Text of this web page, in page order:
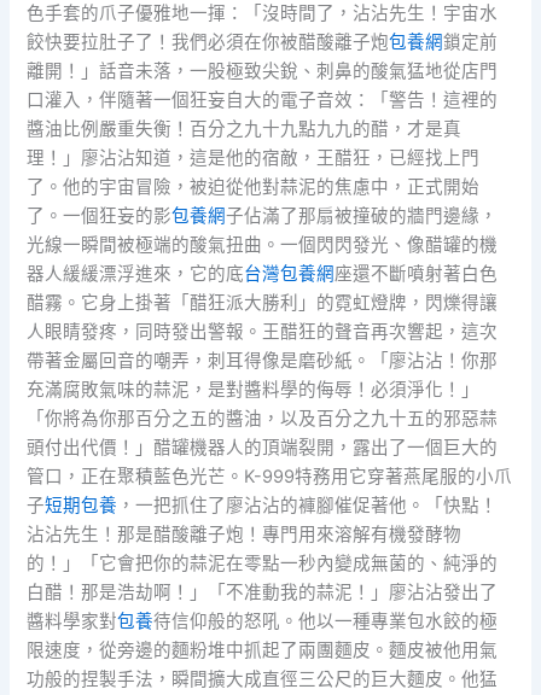
色手套的爪子優雅地一揮：「沒時間了，沾沾先生！宇宙水
餃快要拉肚子了！我們必須在你被醋酸離子炮包養網鎖定前
離開！」話音未落，一股極致尖銳、刺鼻的酸氣猛地從店門
口灌入，伴隨著一個狂妄自大的電子音效：「警告！這裡的
醬油比例嚴重失衡！百分之九十九點九九的醋，才是真
理！」廖沾沾知道，這是他的宿敵，王醋狂，已經找上門
了。他的宇宙冒險，被迫從他對蒜泥的焦慮中，正式開始
了。一個狂妄的影包養網子佔滿了那扇被撞破的牆門邊緣，
光線一瞬間被極端的酸氣扭曲。一個閃閃發光、像醋罐的機
器人緩緩漂浮進來，它的底台灣包養網座還不斷噴射著白色
醋霧。它身上掛著「醋狂派大勝利」的霓虹燈牌，閃爍得讓
人眼睛發疼，同時發出警報。王醋狂的聲音再次響起，這次
帶著金屬回音的嘲弄，刺耳得像是磨砂紙。「廖沾沾！你那
充滿腐敗氣味的蒜泥，是對醬料學的侮辱！必須淨化！」
「你將為你那百分之五的醬油，以及百分之九十五的邪惡蒜
頭付出代價！」醋罐機器人的頂端裂開，露出了一個巨大的
管口，正在聚積藍色光芒。K-999特務用它穿著燕尾服的小爪
子短期包養 ，一把抓住了廖沾沾的褲腳催促著他。「快點！
沾沾先生！那是醋酸離子炮！專門用來溶解有機發酵物
的！」「它會把你的蒜泥在零點一秒內變成無菌的、純淨的
白醋！那是浩劫啊！」「不准動我的蒜泥！」廖沾沾發出了
醬料學家對包養待信仰般的怒吼。他以一種專業包水餃的極
限速度，從旁邊的麵粉堆中抓起了兩團麵皮。麵皮被他用氣
功般的捏製手法，瞬間擴大成直徑三公尺的巨大麵皮。他猛